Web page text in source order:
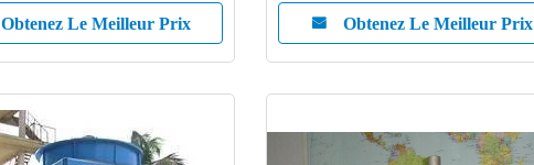
Obtenez Le Meilleur Prix Obtenez Le Meilleur Prix